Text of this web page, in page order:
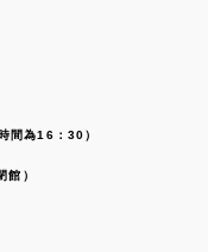
間為16：30）
館）